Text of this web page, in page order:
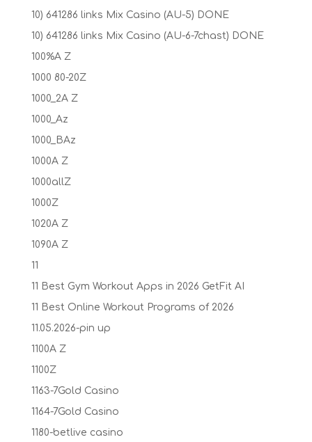
10) 641286 links Mix Casino (AU-5) DONE
10) 641286 links Mix Casino (AU-6-7chast) DONE
100%A Z
1000 80-20Z
1000_2A Z
1000_Az
1000_BAz
1000A Z
1000allZ
1000Z
1020A Z
1090A Z
11
11 Best Gym Workout Apps in 2026 GetFit AI
11 Best Online Workout Programs of 2026
11.05.2026-pin up
1100A Z
1100Z
1163-7Gold Casino
1164-7Gold Casino
1180-betlive casino